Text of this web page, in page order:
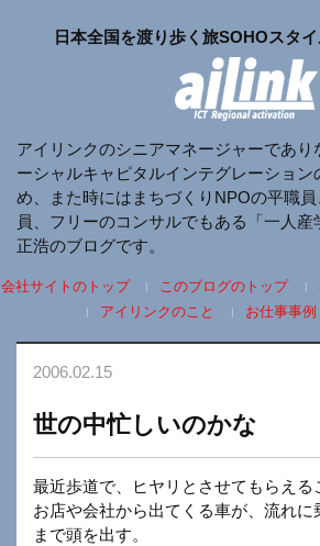
日本全国を渡り歩く旅SOHOスタ
アイリンクのシニアマネージャーであり
ーシャルキャピタルインテグレーション
め、また時にはまちづくりNPOの平職
員、フリーのコンサルでもある「一人
正浩のブログです。
会社サイトのトップ このブログのトップ
アイリンクのこと
お仕事事例
2006.02.15
世の中忙しいのかな
最近歩道で、ヒヤリとさせてもらえる
お店や会社から出てくる車が、流れに
まで頭を出す。